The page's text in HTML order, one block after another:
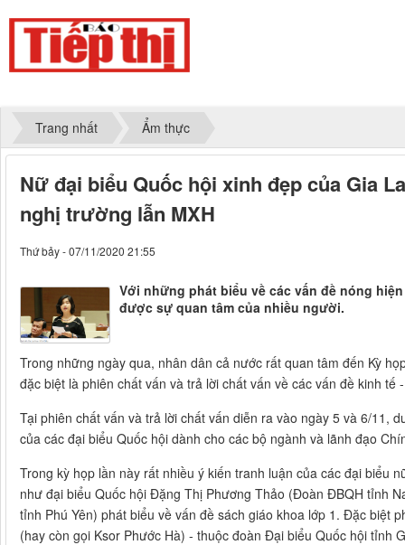
Trang nhất Ẩm thực
Nữ đại biểu Quốc hội xinh đẹp của Gia
nghị trường lẫn MXH
Thứ bảy - 07/11/2020 21:55
Với những phát biểu về các vấn đề nóng
được sự quan tâm của nhiều người.
Trong những ngày qua, nhân dân cả nước rất quan tâm đến Kỳ
đặc biệt là phiên chất vấn và trả lời chất vấn về các vấn đề kinh tế
Tại phiên chất vấn và trả lời chất vấn diễn ra vào ngày 5 và 6/11,
của các đại biểu Quốc hội dành cho các bộ ngành và lãnh đạo
Trong kỳ họp lần này rất nhiều ý kiến tranh luận của các đại biểu
như đại biểu Quốc hội Đặng Thị Phương Thảo (Đoàn ĐBQH tỉnh
tỉnh Phú Yên) phát biểu về vấn đề sách giáo khoa lớp 1. Đặc biệt
(hay còn gọi Ksor Phước Hà) - thuộc đoàn Đại biểu Quốc hội tỉnh